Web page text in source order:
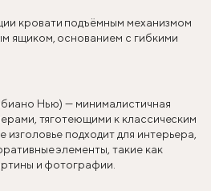
кровати подъёмным механизмом
ящиком, основанием с гибкими
Нью) — минималистичная
тяготеющими к классическим
подходит для интерьера,
элементы, такие как
и фотографии.